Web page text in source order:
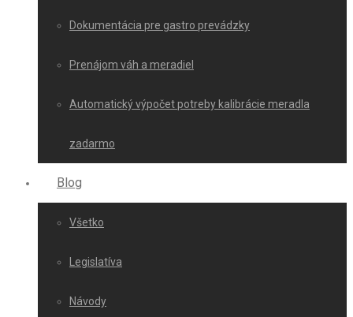
Dokumentácia pre gastro prevádzky
Prenájom váh a meradiel
Automatický výpočet potreby kalibrácie meradla
zadarmo
Blog
Všetko
Legislatíva
Návody